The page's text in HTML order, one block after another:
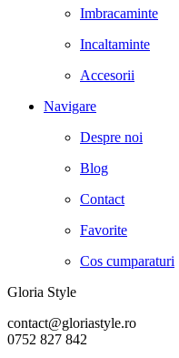
Imbracaminte
Incaltaminte
Accesorii
Navigare
Despre noi
Blog
Contact
Favorite
Cos cumparaturi
Gloria Style
contact@gloriastyle.ro
0752 827 842